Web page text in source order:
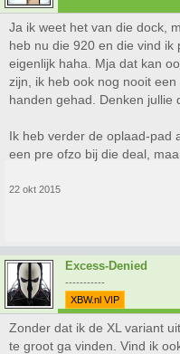
Ja ik weet het van die dock,
heb nu die 920 en die vind
eigenlijk haha. Mja dat kan
zijn, ik heb ook nog nooit
handen gehad. Denken jullie
Ik heb verder de oplaad-pad
een pre ofzo bij die deal,
22 okt 2015
Excess-Denied
-----------
XBW.nl VIP
Zonder dat ik de XL variant
te groot ga vinden. Vind ik